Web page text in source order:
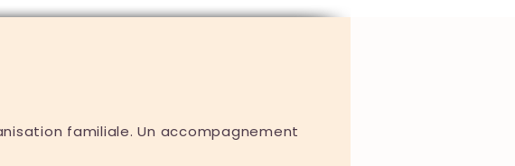
familiale. Un accompagnement